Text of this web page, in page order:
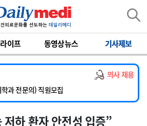
이프 동영상뉴스 기사제보
의사 채용
기 인턴 모집
증의학과 임기제 임상의사 채용
년과(소아응급전담) 계약직 의사 공개채용
과 전문의) 직원모집
의(레지던트1년차) 모집
반기 인턴 모집
하 환자 안전성 입증”